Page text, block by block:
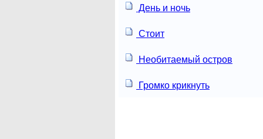
День и ночь
Стоит
Необитаемый остров
Громко крикнуть